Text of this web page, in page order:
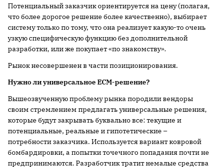
Потенциальный заказчик ориентируется на цену (полагая,
что более дорогое решение более качественно), выбирает
систему только по тому, что она реализует какую-то очень
узкую специфическую функцию без дополнительной
разработки, или же покупает «по знакомству».
Рынок несовершенен в части позиционирования.
Нужно ли универсальноеECM-решение?
Вышеозвученную проблему рынка породили вендоры
своим стремлением предлагать универсальные решения,
которые будут закрывать буквально все: текущие и
потенциальные, реальные и гипотетические –
потребности заказчика. Используется вариант ковровой
бомбардировки, а попытки точечного попадания почти не
предпринимаются. Разработчик тратит немалые средства